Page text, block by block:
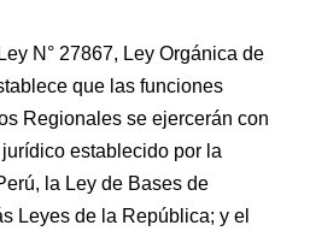
N° 27867, Ley Orgánica de
que las funciones
Regionales se ejercerán con
establecido por la
la Ley de Bases de
Leyes de la República; y el